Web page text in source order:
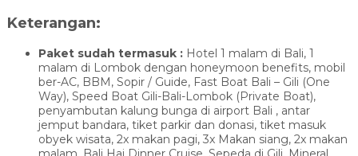
Keterangan:
Paket sudah termasuk : Hotel 1 malam di Bali, 1
malam di Lombok dengan honeymoon benefits, mobil
ber-AC, BBM, Sopir / Guide, Fast Boat Bali – Gili (One
Way), Speed Boat Gili-Bali-Lombok (Private Boat),
penyambutan kalung bunga di airport Bali , antar
jemput bandara, tiket parkir dan donasi, tiket masuk
obyek wisata, 2x makan pagi, 3x Makan siang, 2x makan